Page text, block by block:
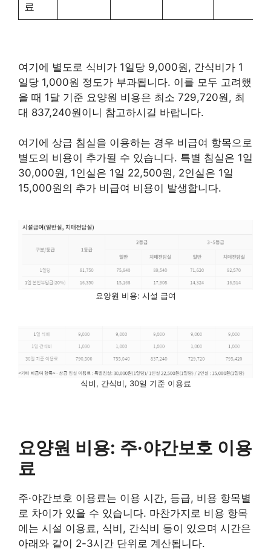
료
여기에 별도로 식비가 1일당 9,000원, 간식비가 1
일당 1,000원 정도가 부과됩니다. 이를 모두 고려했
을 때 1달 기준 요양원 비용은 최소 729,720원, 최
대 837,240원이니 참고하시길 바랍니다.
여기에 상급 침실을 이용하는 경우 비급여 항목으로
별도의 비용이 추가될 수 있습니다. 특별 침실은 1일
30,000원, 1인실은 1일 22,500원, 2인실은 1일
15,000원의 추가 비급여 비용이 발생합니다.
요양원 비용: 시설 급여
식비, 간식비, 30일 기준 이용료
요양원 비용: 주·야간보호 이용
료
주·야간보호 이용료는 이용 시간, 등급, 비용 항목별
로 차이가 있을 수 있습니다. 마찬가지로 비용 항목
에는 시설 이용료, 식비, 간식비 등이 있으며 시간은
아래와 같이 2-3시간 단위로 계산됩니다.